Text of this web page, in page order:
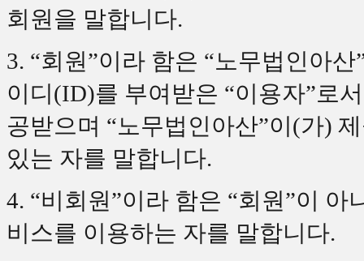
회원을 말합니다.
3. “회원”이라 함은 “노무법인아
이디(ID)를 부여받은 “이용자”로
공받으며 “노무법인아산”이(가)
있는 자를 말합니다.
4. “비회원”이라 함은 “회원”이
비스를 이용하는 자를 말합니다.